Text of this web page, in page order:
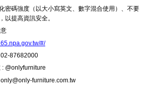
密碼強度（以大小寫英文、數字混合使用）、不要
以提高資訊安全。
#/
87682000
: @onlyfurniture
furniture.com.tw